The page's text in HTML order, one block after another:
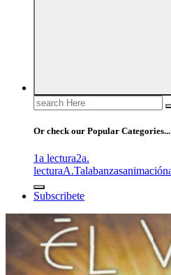
Search
for:
Or check our Popular Categories...
1a lectura2a.
lecturaA.Talabanzasanimación
Subscribete